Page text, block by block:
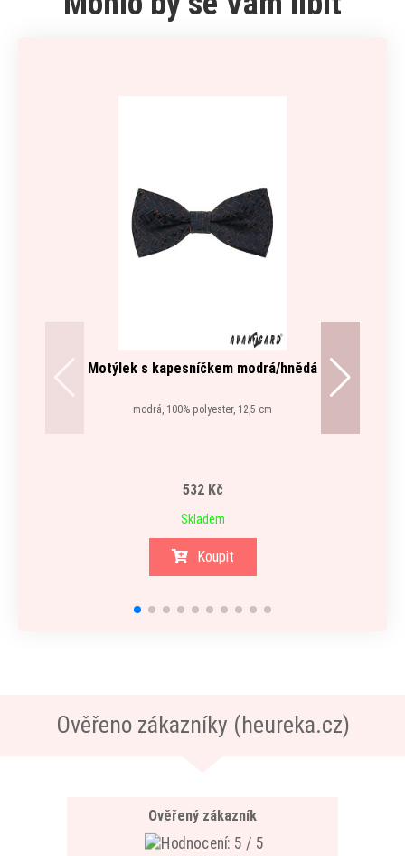
Motýlek s kapesníčkem modrá/hnědá
modrá, 100% polyester, 12,5 cm
532 Kč
Skladem
Koupit
Ověřeno zákazníky (heureka.cz)
Ověřený zákazník